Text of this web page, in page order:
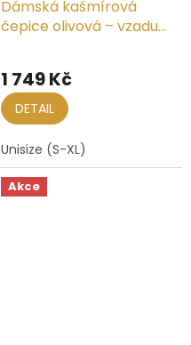
Dámská kašmírová
čepice olivová – vzadu
1 749 Kč
DETAIL
Unisize (S-XL)
Akce